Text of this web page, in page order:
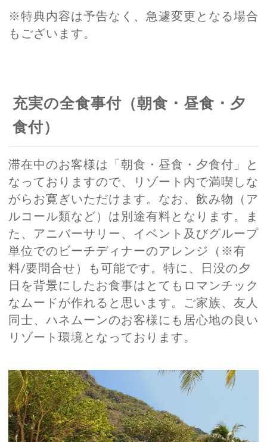
※特典内容は予告なく、急遽変更となる場合
もございます。
充実の全食事付（朝食・昼食・夕
食付）
滞在中のお客様は「朝食・昼食・夕食付」と
なっておりますので、リゾート内で満喫しな
がらお寛ぎいただけます。なお、飲み物（ア
ルコール類など）は別途有料となります。ま
た、アニバーサリー、イベント及びグループ
単位でのビーチディナーのアレンジ（※有
料/要問合せ）も可能です。特に、日没の夕
日を背景にしたお食事はとてもロマンチック
なムードが作れると思います。ご家族、友人
同士、ハネムーンのお客様にも居心地の良い
リゾート環境となっております。